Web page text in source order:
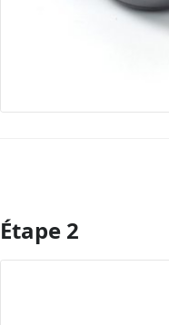
Ajouter un
Étape 2